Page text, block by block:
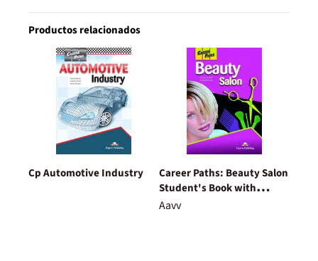
Productos relacionados
Cp Automotive Industry
Career Paths: Beauty Salon
Student's Book with
DigiBooks
Aavv